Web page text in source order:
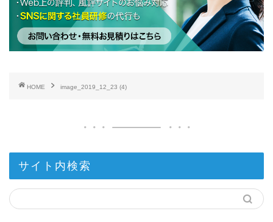
HOME image_2019_12_23 (4)
サイト内検索